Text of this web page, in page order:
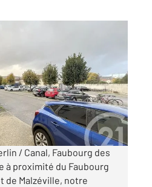
/ Canal, Faubourg des
à proximité du Faubourg
de Malzéville, notre